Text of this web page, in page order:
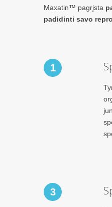
Maxatin™ pagrįsta
padidinti savo
1
3